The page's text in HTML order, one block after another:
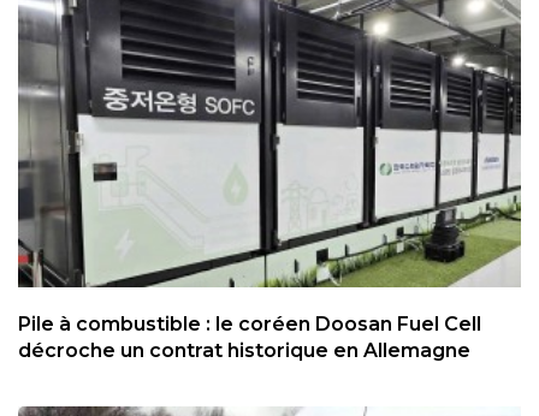
Pile à combustible : le coréen Doosan Fuel Cell
décroche un contrat historique en Allemagne